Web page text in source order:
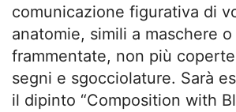
comunicazione figurativa di
anatomie, simili a maschere
frammentate, non più
segni e sgocciolature. Sarà
il dipinto “Composition with